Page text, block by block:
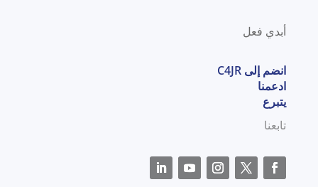
أبدي فعل
انضم إلى C4JR
ادعمنا
يتبرع
تابعنا